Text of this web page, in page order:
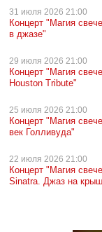
31 июля 2026 21:00
Концерт "Магия
в джазе"
29 июля 2026 21:00
Концерт "Магия
Houston Tribute"
25 июля 2026 21:00
Концерт "Магия
век Голливуда"
22 июля 2026 21:00
Концерт "Магия
Sinatra. Джаз на